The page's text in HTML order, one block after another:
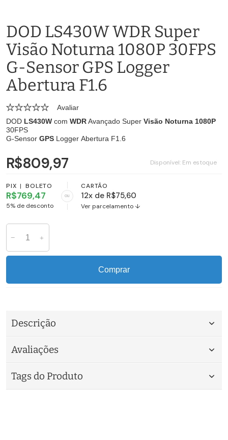
DOD LS430W WDR Super
Visão Noturna 1080P 30FPS
G-Sensor GPS Logger
Abertura F1.6
Avaliar
DOD LS430W com WDRAvançado Super Visão Noturna 1080P
30FPS
G-Sensor GPS Logger Abertura F1.6
Disponível: Em estoque
R$809,97
PIX | BOLETO
R$769,47
5% de desconto
ou
CARTÃO
12x de R$75,60
Ver parcelamento ↓
Comprar
Descrição
Avaliações
Tags do Produto